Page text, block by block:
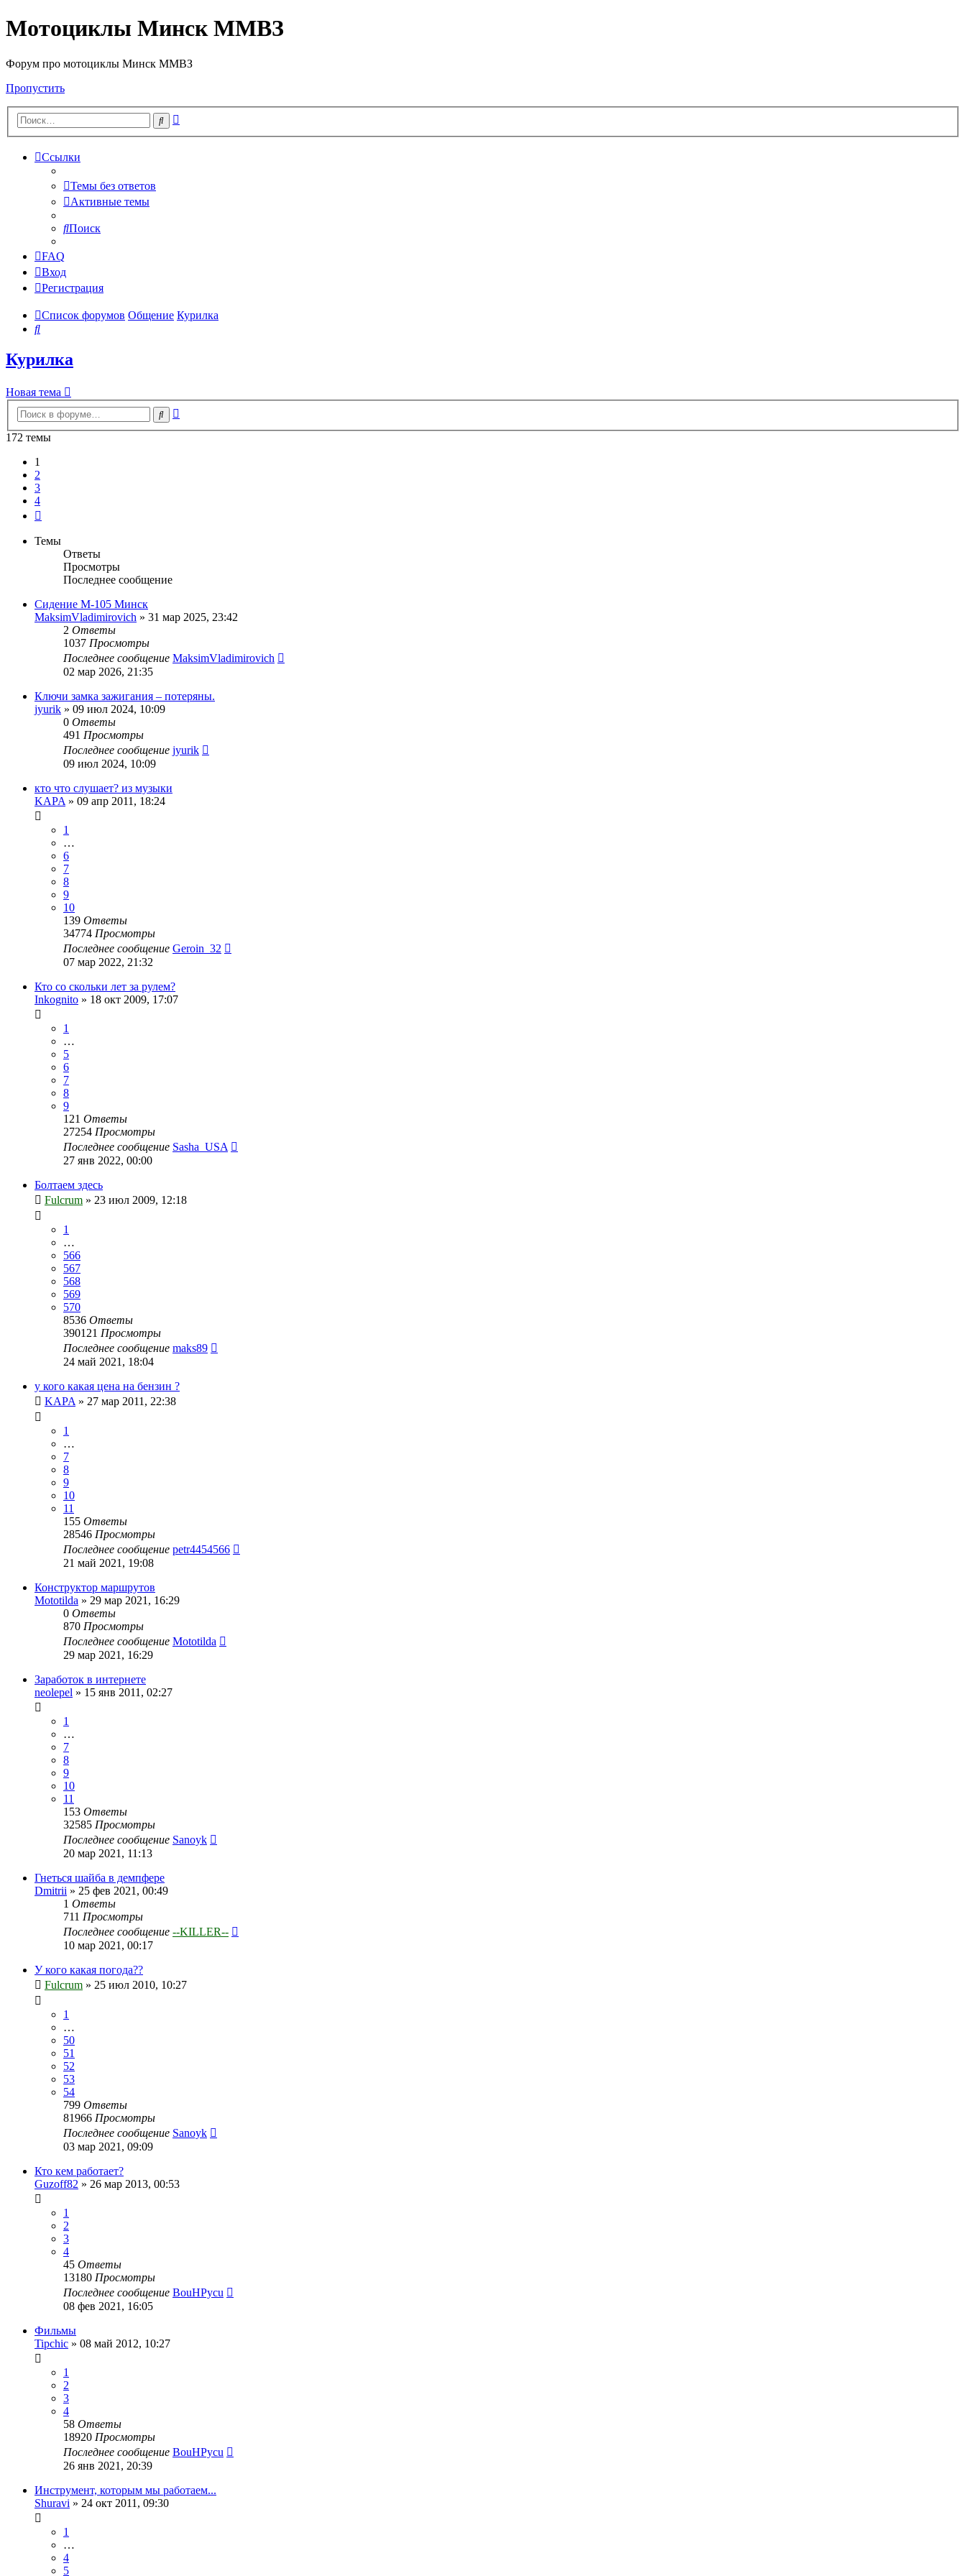
Мотоциклы Минск ММВЗ
Форум про мотоциклы Минск ММВЗ
Пропустить
Поиск
Ссылки
Темы без ответов
Активные темы
Поиск
FAQ
Вход
Регистрация
Список форумов Общение Курилка
Поиск
Курилка
Новая тема
Поиск
172 темы
1
2
3
4
Темы
Ответы
Просмотры
Последнее сообщение
Сидение М-105 Минск
MaksimVladimirovich » 31 мар 2025, 23:42
2 Ответы
1037 Просмотры
Последнее сообщение MaksimVladimirovich
02 мар 2026, 21:35
Ключи замка зажигания – потеряны.
jyurik » 09 июл 2024, 10:09
0 Ответы
491 Просмотры
Последнее сообщение jyurik
09 июл 2024, 10:09
кто что слушает? из музыки
KAPA » 09 апр 2011, 18:24
1
…
6
7
8
9
10
139 Ответы
34774 Просмотры
Последнее сообщение Geroin_32
07 мар 2022, 21:32
Кто со скольки лет за рулем?
Inkognito » 18 окт 2009, 17:07
1
…
5
6
7
8
9
121 Ответы
27254 Просмотры
Последнее сообщение Sasha_USA
27 янв 2022, 00:00
Болтаем здесь
Fulcrum » 23 июл 2009, 12:18
1
…
566
567
568
569
570
8536 Ответы
390121 Просмотры
Последнее сообщение maks89
24 май 2021, 18:04
у кого какая цена на бензин ?
KAPA » 27 мар 2011, 22:38
1
…
7
8
9
10
11
155 Ответы
28546 Просмотры
Последнее сообщение petr4454566
21 май 2021, 19:08
Конструктор маршрутов
Mototilda » 29 мар 2021, 16:29
0 Ответы
870 Просмотры
Последнее сообщение Mototilda
29 мар 2021, 16:29
Заработок в интернете
neolepel » 15 янв 2011, 02:27
1
…
7
8
9
10
11
153 Ответы
32585 Просмотры
Последнее сообщение Sanoyk
20 мар 2021, 11:13
Гнеться шайба в демпфере
Dmitrii » 25 фев 2021, 00:49
1 Ответы
711 Просмотры
Последнее сообщение --KILLER--
10 мар 2021, 00:17
У кого какая погода??
Fulcrum » 25 июл 2010, 10:27
1
…
50
51
52
53
54
799 Ответы
81966 Просмотры
Последнее сообщение Sanoyk
03 мар 2021, 09:09
Кто кем работает?
Guzoff82 » 26 мар 2013, 00:53
1
2
3
4
45 Ответы
13180 Просмотры
Последнее сообщение BouHPycu
08 фев 2021, 16:05
Фильмы
Tipchic » 08 май 2012, 10:27
1
2
3
4
58 Ответы
18920 Просмотры
Последнее сообщение BouHPycu
26 янв 2021, 20:39
Инструмент, которым мы работаем...
Shuravi » 24 окт 2011, 09:30
1
…
4
5